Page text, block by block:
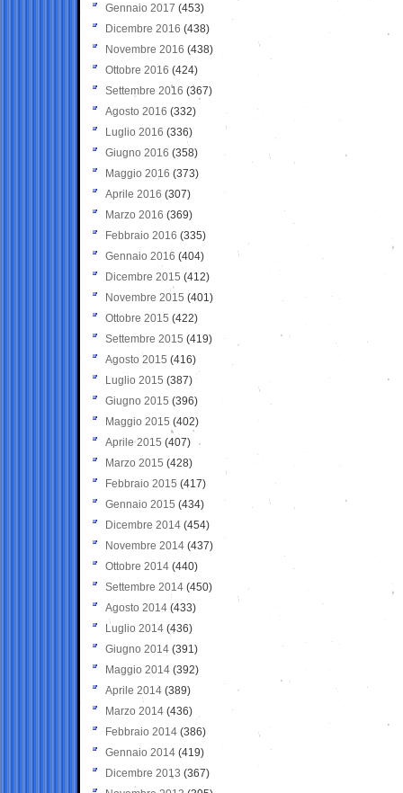
Gennaio 2017 (453)
Dicembre 2016 (438)
Novembre 2016 (438)
Ottobre 2016 (424)
Settembre 2016 (367)
Agosto 2016 (332)
Luglio 2016 (336)
Giugno 2016 (358)
Maggio 2016 (373)
Aprile 2016 (307)
Marzo 2016 (369)
Febbraio 2016 (335)
Gennaio 2016 (404)
Dicembre 2015 (412)
Novembre 2015 (401)
Ottobre 2015 (422)
Settembre 2015 (419)
Agosto 2015 (416)
Luglio 2015 (387)
Giugno 2015 (396)
Maggio 2015 (402)
Aprile 2015 (407)
Marzo 2015 (428)
Febbraio 2015 (417)
Gennaio 2015 (434)
Dicembre 2014 (454)
Novembre 2014 (437)
Ottobre 2014 (440)
Settembre 2014 (450)
Agosto 2014 (433)
Luglio 2014 (436)
Giugno 2014 (391)
Maggio 2014 (392)
Aprile 2014 (389)
Marzo 2014 (436)
Febbraio 2014 (386)
Gennaio 2014 (419)
Dicembre 2013 (367)